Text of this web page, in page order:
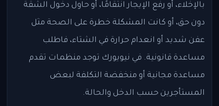
بالإخلاء، أو رفع الإيجار انتقامًا، أو حاول دخول الشقة
دون حق، أو كانت المشكلة خطرة على الصحة مثل
عفن شديد أو انعدام حرارة في الشتاء، فاطلب
مساعدة قانونية. في نيويورك توجد منظمات تقدم
مساعدة مجانية أو منخفضة التكلفة لبعض
المستأجرين حسب الدخل والحالة.